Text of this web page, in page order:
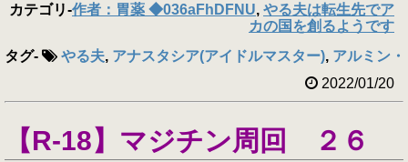
カテゴリ-作者：胃薬 ◆036aFhDFNU, やる夫は転生先でア
カの国を創るようです
タグ- やる夫, アナスタシア(アイドルマスター), アルミン
2022/01/20
【R-18】マジチン周回 ２６